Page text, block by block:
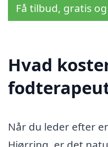
Få tilbud, gratis
Hvad
Når du leder efter